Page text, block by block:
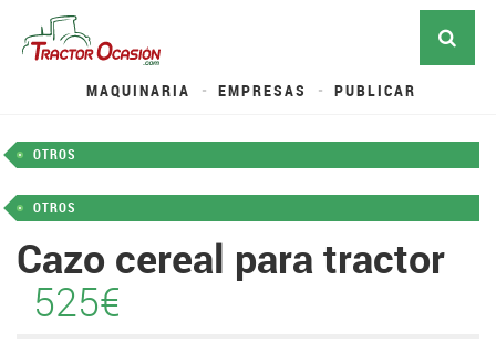
MAQUINARIA EMPRESAS PUBLICAR
OTROS
OTROS
Cazo cereal para tractor
525€